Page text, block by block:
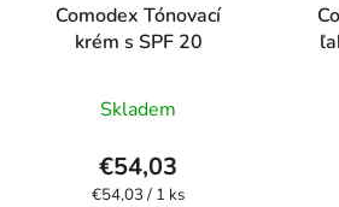
Comodex Tónovací
krém s SPF 20
hodnotenie
produktu
je
Skladem
€54,03
Jednotková
€54,03 / 1 ks